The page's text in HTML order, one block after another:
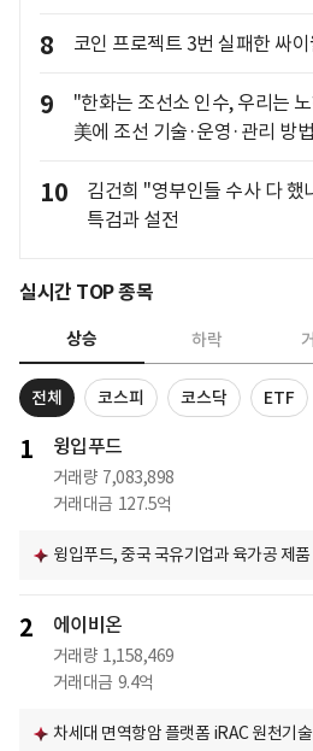
8 코인 프로젝트 3번 실패한 싸
9
"한화는 조선소 인수, 우리는
美에 조선 기술·운영·관리 방
10
김건희 "영부인들 수사 다
특검과 설전
실시간 TOP 종목
상승 하락
전체 코스피 코스닥 ETF
1 윙입푸드
거래량 7,083,898
거래대금 127.5억
윙입푸드, 중국 국유기업과 육가공 제
2 에이비온
거래량 1,158,469
거래대금 9.4억
차세대 면역항암 플랫폼 iRAC 원천기